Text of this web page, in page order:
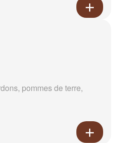
pommes de terre,